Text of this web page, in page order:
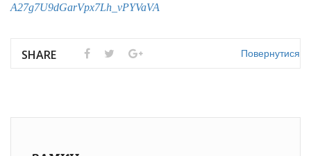
A27g7U9dGarVpx7Lh_vPYVaVA
SHARE Повернутися